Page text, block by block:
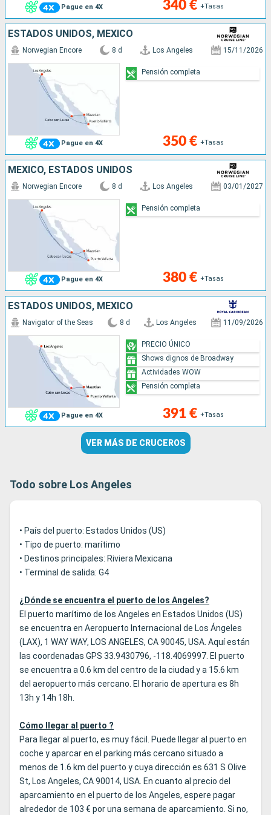
Pague en 4X 340 € +Tasas
ESTADOS UNIDOS, MÉXICO
Pague en 4X
Norwegian Encore 8 d Los Angeles 15/11/2026
350 € +Tasas
Pensión completa
MÉXICO, ESTADOS UNIDOS
Pague en 4X
Norwegian Encore 8 d Los Angeles 03/01/2027
380 € +Tasas
Pensión completa
ESTADOS UNIDOS, MÉXICO
Pague en 4X
Navigator of the Seas 8 d Los Angeles 11/09/2026
391 € +Tasas
PRECIO ÚNICO
Shows dignos de Broadway
Actividades WOW
Pensión completa
VER MÁS DE CRUCEROS
Todo sobre Los Angeles
• País del puerto: Estados Unidos (US)
• Tipo de puerto: marítimo
• Destinos principales: Riviera Mexicana
• Terminal de salida: G4
¿Dónde se encuentra el puerto de los Angeles?
El puerto marítimo de los Angeles en Estados Unidos (US)
se encuentra en Aeropuerto Internacional de Los Ángeles
(LAX), 1 WAY WAY, LOS ANGELES, CA 90045, USA. Aquí están
las coordenadas GPS 33.9430796, -118.4069997. El puerto
se encuentra a 0.6 km del centro de la ciudad y a 15.6 km
del aeropuerto más cercano. El horario de apertura es 8h
13h y 14h 18h.
Cómo llegar al puerto ?
Para llegar al puerto, es muy fácil. Puede llegar al puerto en
coche y aparcar en el parking más cercano situado a
menos de 1.6 km del puerto y cuya dirección es 631 S Olive
St, Los Angeles, CA 90014, USA. En cuanto al precio del
aparcamiento en el puerto de los Angeles, espere pagar
alrededor de 103 € por una semana de aparcamiento. Si no,